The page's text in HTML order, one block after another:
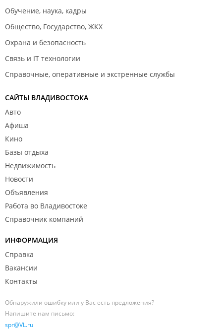
Обучение, наука, кадры
Общество, Государство, ЖКХ
Охрана и безопасность
Связь и IT технологии
Справочные, оперативные и экстренные службы
САЙТЫ ВЛАДИВОСТОКА
Авто
Афиша
Кино
Базы отдыха
Недвижимость
Новости
Объявления
Работа во Владивостоке
Справочник компаний
ИНФОРМАЦИЯ
Справка
Вакансии
Контакты
Обнаружили ошибку или у Вас есть предложения?
Напишите нам письмо:
spr@VL.ru